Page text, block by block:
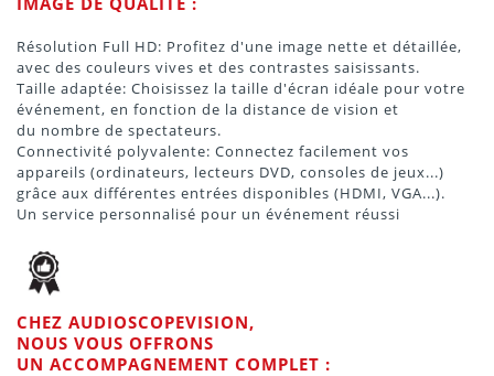
Résolution Full HD: Profitez d'une image nette et détaillée,
avec des couleurs vives et des contrastes saisissants.
Taille adaptée: Choisissez la taille d'écran idéale pour votre
événement, en fonction de la distance de vision et
du nombre de spectateurs.
Connectivité polyvalente: Connectez facilement vos
appareils (ordinateurs, lecteurs DVD, consoles de jeux...)
grâce aux différentes entrées disponibles (HDMI, VGA...).
Un service personnalisé pour un événement réussi
CHEZ AUDIOSCOPEVISION,
NOUS VOUS OFFRONS
UN ACCOMPAGNEMENT COMPLET :